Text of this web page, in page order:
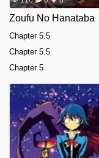
Zoufu No Hanataba
Chapter 5.5
Chapter 5.5
Chapter 5